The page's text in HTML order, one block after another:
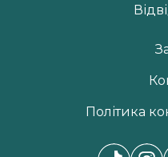
Політика